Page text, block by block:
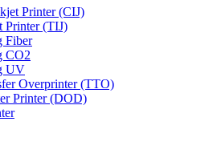
Printer (CIJ)
Printer (TIJ)
Fiber
CO2
UV
Overprinter (TTO)
Printer (DOD)